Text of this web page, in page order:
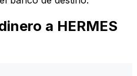
a HERMES